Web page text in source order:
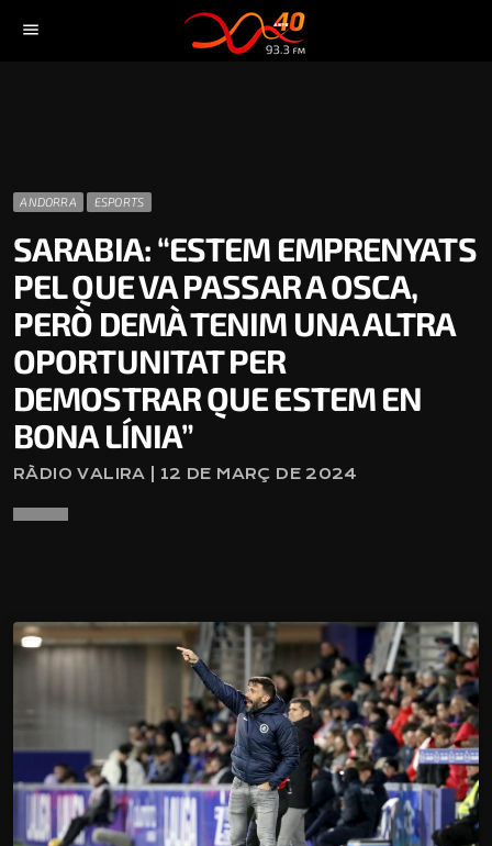
menu
ANDORRA ESPORTS
SARABIA: “ESTEM EMPRENYATS
PEL QUE VA PASSAR A OSCA,
PERÒ DEMÀ TENIM UNA ALTRA
OPORTUNITAT PER
DEMOSTRAR QUE ESTEM EN
BONA LÍNIA”
RÀDIO VALIRA | 12 DE MARÇ DE 2024